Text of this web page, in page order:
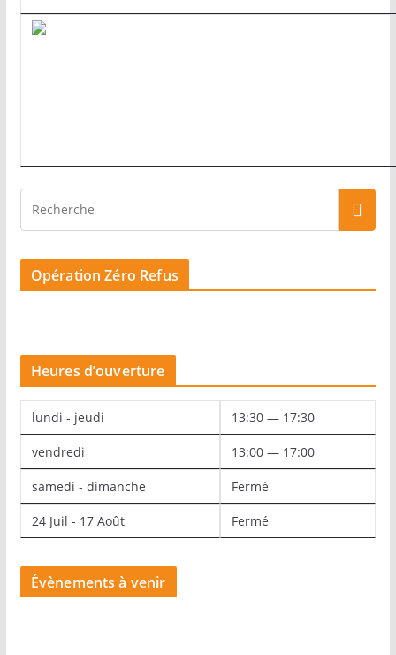
Opération Zéro Refus
Heures d’ouverture
lundi - jeudi 13:30 — 17:30
vendredi 13:00 — 17:00
samedi - dimanche Fermé
24 Juil - 17 Août Fermé
Évènements à venir